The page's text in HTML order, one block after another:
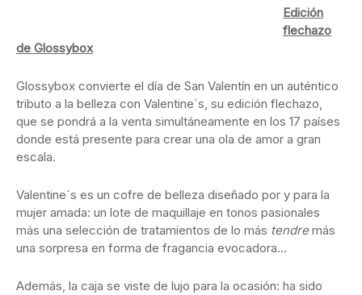
Edición
flechazo
de Glossybox
Glossybox convierte el día de San Valentín en un auténtico
tributo a la belleza con Valentine´s, su edición flechazo,
que se pondrá a la venta simultáneamente en los 17 países
donde está presente para crear una ola de amor a gran
escala.
Valentine´s es un cofre de belleza diseñado por y para la
mujer amada: un lote de maquillaje en tonos pasionales
más una selección de tratamientos de lo más tendremás
una sorpresa en forma de fragancia evocadora…
Además, la caja se viste de lujo para la ocasión: ha sido